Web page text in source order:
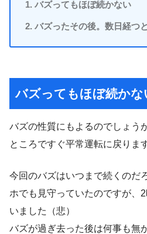
バズってもほぼ続かない
バズったその後。数日経つ
バズってもほぼ続かな
バズの性質にもよるのでしょう
ところですぐ平常運転に戻ります
今回のバズはいつまで続くのだ
ホでも見守っていたのですが、
いました（悲）
バズが過ぎ去った後は何事も無